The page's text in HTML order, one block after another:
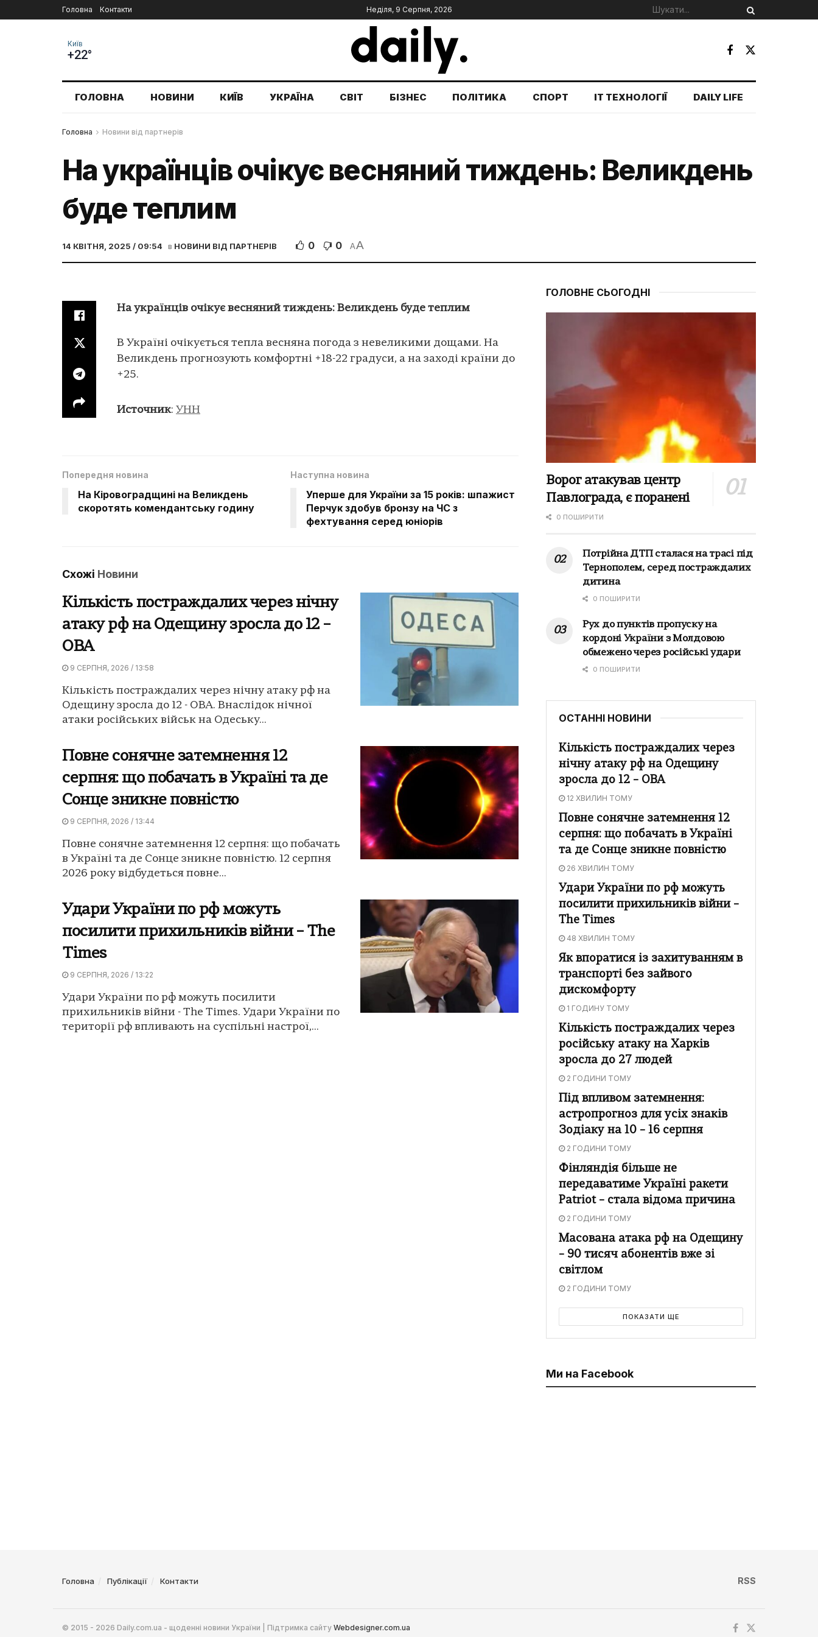
Головна Контакти Неділя, 9 Серпня, 2026
Київ
+22°
ГОЛОВНА НОВИНИ КИЇВ УКРАЇНА СВІТ БІЗНЕС ПОЛІТИКА СПОРТ IT ТЕХНОЛОГІЇ DAILY LIFE
Головна Новини від партнерів
На українців очікує весняний тиждень: Великдень
буде теплим
14 КВІТНЯ, 2025 / 09:54 в НОВИНИ ВІД ПАРТНЕРІВ 0 0 AA
На українців очікує весняний тиждень: Великдень буде теплим
В Україні очікується тепла весняна погода з невеликими дощами. На
Великдень прогнозують комфортні +18-22 градуси, а на заході країни до
+25.
Источник: УНН
Попередня новина
На Кіровоградщині на Великдень
скоротять комендантську годину
Наступна новина
Уперше для України за 15 років: шпажист
Перчук здобув бронзу на ЧС з
фехтування серед юніорів
Схожі Новини
Кількість постраждалих через нічну
атаку рф на Одещину зросла до 12 –
ОВА
9 СЕРПНЯ, 2026 / 13:58
Кількість постраждалих через нічну атаку рф на
Одещину зросла до 12 - ОВА. Внаслідок нічної
атаки російських військ на Одеську...
Повне сонячне затемнення 12
серпня: що побачать в Україні та де
Сонце зникне повністю
9 СЕРПНЯ, 2026 / 13:44
Повне сонячне затемнення 12 серпня: що побачать
в Україні та де Сонце зникне повністю. 12 серпня
2026 року відбудеться повне...
Удари України по рф можуть
посилити прихильників війни – The
Times
9 СЕРПНЯ, 2026 / 13:22
Удари України по рф можуть посилити
прихильників війни - The Times. Удари України по
території рф впливають на суспільні настрої,...
ГОЛОВНЕ СЬОГОДНІ
Ворог атакував центр
Павлограда, є поранені
0 ПОШИРИТИ
Потрійна ДТП сталася на трасі під
Тернополем, серед постраждалих
дитина
0 ПОШИРИТИ
Рух до пунктів пропуску на
кордоні України з Молдовою
обмежено через російські удари
0 ПОШИРИТИ
ОСТАННІ НОВИНИ
Кількість постраждалих через
нічну атаку рф на Одещину
зросла до 12 – ОВА
12 ХВИЛИН ТОМУ
Повне сонячне затемнення 12
серпня: що побачать в Україні
та де Сонце зникне повністю
26 ХВИЛИН ТОМУ
Удари України по рф можуть
посилити прихильників війни –
The Times
48 ХВИЛИН ТОМУ
Як впоратися із захитуванням в
транспорті без зайвого
дискомфорту
1 ГОДИНУ ТОМУ
Кількість постраждалих через
російську атаку на Харків
зросла до 27 людей
2 ГОДИНИ ТОМУ
Під впливом затемнення:
астропрогноз для усіх знаків
Зодіаку на 10 – 16 серпня
2 ГОДИНИ ТОМУ
Фінляндія більше не
передаватиме Україні ракети
Patriot – стала відома причина
2 ГОДИНИ ТОМУ
Масована атака рф на Одещину
– 90 тисяч абонентів вже зі
світлом
2 ГОДИНИ ТОМУ
ПОКАЗАТИ ЩЕ
Ми на Facebook
Головна Публікації Контакти RSS
© 2015 - 2026 Daily.com.ua - щоденні новини України | Підтримка сайту Webdesigner.com.ua